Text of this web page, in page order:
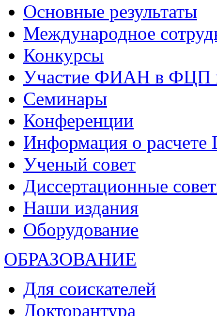
Основные результаты
Международное
Конкурсы
Участие ФИАН в ФЦП
Семинары
Конференции
Информация о
Ученый совет
Диссертационные
Наши издания
Оборудование
ОБРАЗОВАНИЕ
Для соискателей
Докторантура